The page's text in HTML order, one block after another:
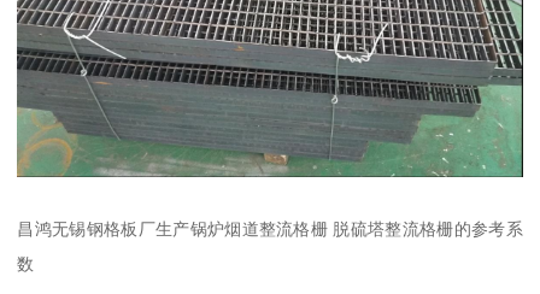
昌鸿无锡钢格板厂生产锅炉烟道整流格栅 脱硫塔整流格栅的参考系
数